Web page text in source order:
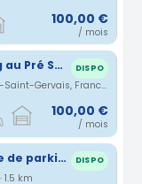
100,00 €
/ mois
Grande place de parking au Pré Saint Gervais DISPO
6 Rue Paul De Kock, 93310 Le Pré-Saint-Gervais, France · 1.02 km
100,00 €
/ mois
À louer une grande place de parking DISPO
1.5 km